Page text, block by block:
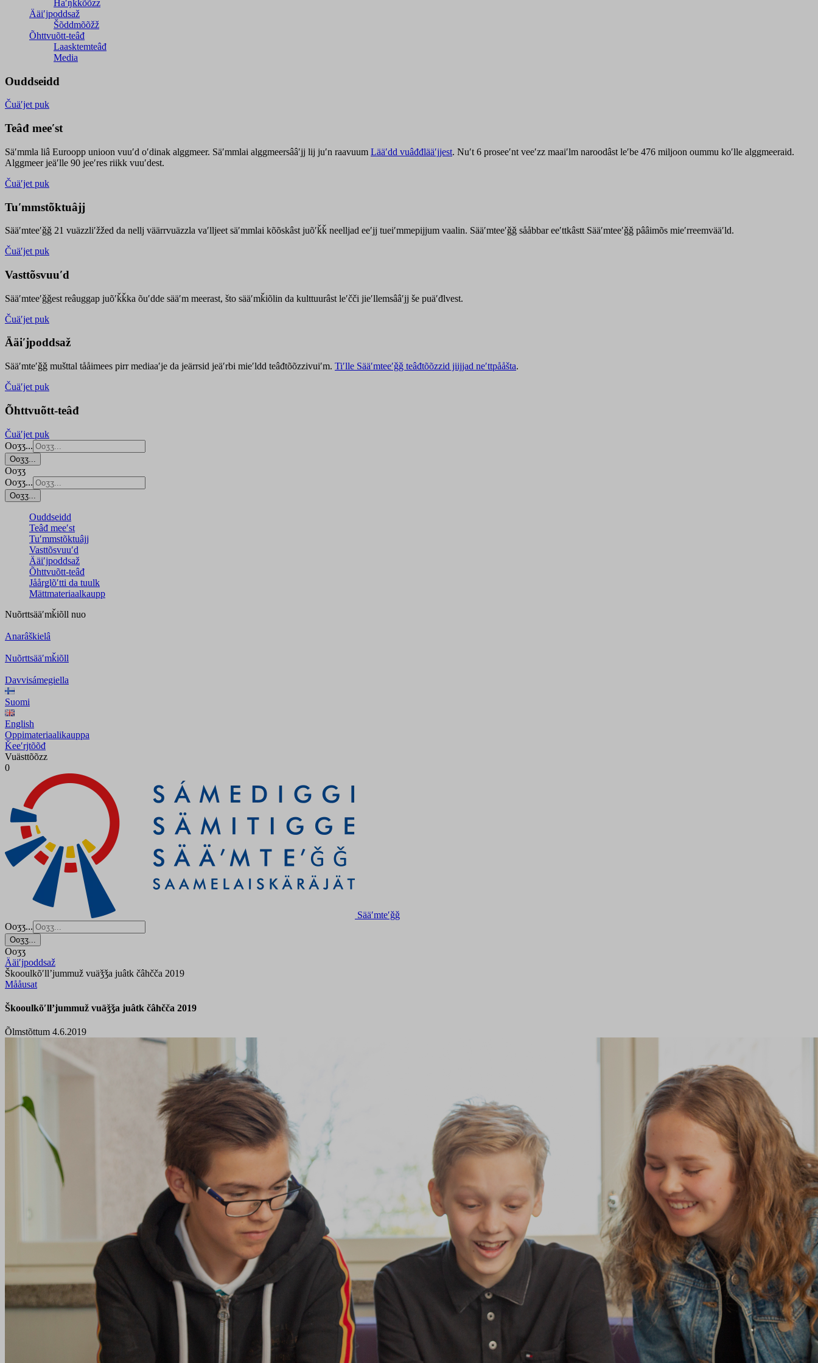
Haʹŋǩǩõõzz
Ääiʹjpoddsaž
Šõddmõõžž
Õhttvuõtt-teâđ
Laasktemteâđ
Media
Ouddseidd
Čuäʹjet puk
Teâđ meeʹst
Säʹmmla liâ Euroopp unioon vuuʹd oʹdinak alggmeer. Säʹmmlai alggmeersââʹjj lij juʹn raavuum Lääʹdd vuâđđlääʹjjest. Nuʹt 6 proseeʹnt veeʹzz maaiʹlm naroodâst leʹbe 476 miljoon oummu koʹlle alggmeeraid.
Alggmeer jeäʹlle 90 jeeʹres riikk vuuʹdest.
Čuäʹjet puk
Tuʹmmstõktuâjj
Sääʹmteeʹǧǧ 21 vuäzzliʹžžed da nellj väärrvuäzzla vaʹlljeet säʹmmlai kõõskâst juõʹǩǩ neelljad eeʹjj tueiʹmmepijjum vaalin. Sääʹmteeʹǧǧ sååbbar eeʹttkâstt Sääʹmteeʹǧǧ pââimõs mieʹrreemvääʹld.
Čuäʹjet puk
Vasttõsvuuʹd
Sääʹmteeʹǧǧest reâuggap juõʹǩǩka õuʹdde sääʹm meerast, što sääʹmǩiõlin da kulttuurâst leʹčči jieʹllemsââʹjj še puäʹđlvest.
Čuäʹjet puk
Ääiʹjpoddsaž
Sääʹmteʹǧǧ mušttal tååimees pirr mediaaʹje da jeärrsid jeäʹrbi mieʹldd teâđtõõzzivuiʹm. Tiʹlle Sääʹmteeʹǧǧ teâđtõõzzid jiijjad neʹttpååšta.
Čuäʹjet puk
Õhttvuõtt-teâđ
Čuäʹjet puk
Ooʒʒ...
Ooʒʒ...
Ooʒʒ
Ooʒʒ...
Ooʒʒ...
Ouddseidd
Teâđ meeʹst
Tuʹmmstõktuâjj
Vasttõsvuuʹd
Ääiʹjpoddsaž
Õhttvuõtt-teâđ
Jåårǥlõʹtti da tuulk
Mättmateriaalkaupp
Nuõrttsääʹmǩiõll nuo
Anarâškielâ
Nuõrttsääʹmǩiõll
Davvisámegiella
Suomi
English
Oppimateriaalikauppa
Ǩeeʹrjtõõđ
Vuästtõõzz
0
Sääʹmteʹǧǧ
Ooʒʒ...
Ooʒʒ...
Ooʒʒ
Ääiʹjpoddsaž
Škooulkõʹllʼjummuž vuäǯǯa juâtk čâhčča 2019
Mååusat
Škooulkõʹllʼjummuž vuäǯǯa juâtk čâhčča 2019
Õlmstõttum 4.6.2019